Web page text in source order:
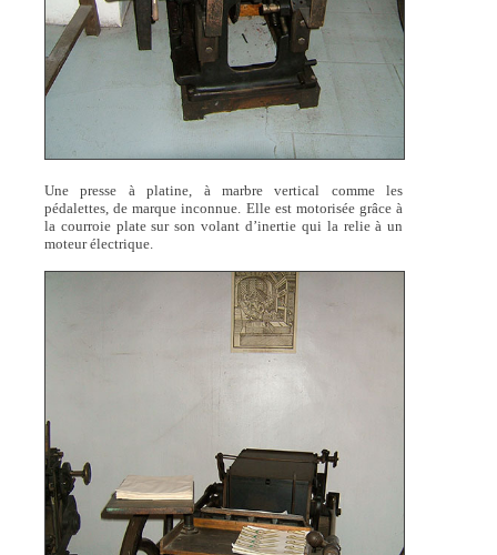
Une presse à platine, à marbre vertical comme les
pédalettes, de marque inconnue. Elle est motorisée grâce à
la courroie plate sur son volant d’inertie qui la relie à un
moteur électrique.